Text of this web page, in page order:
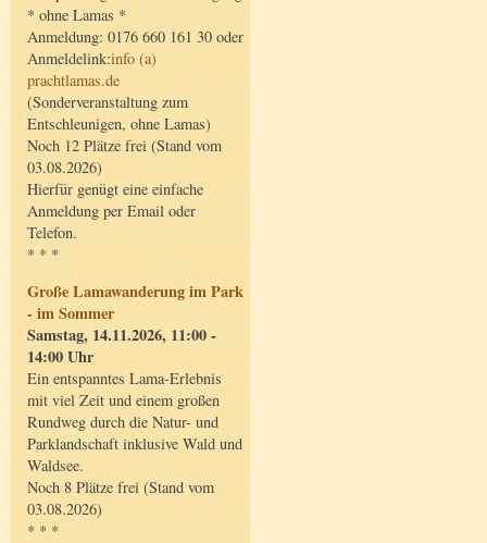
* ohne Lamas *
Anmeldung: 0176 660 161 30 oder
Anmeldelink:info (a)
prachtlamas.de
(Sonderveranstaltung zum
Entschleunigen, ohne Lamas)
Noch 12 Plätze frei (Stand vom
03.08.2026)
Hierfür genügt eine einfache
Anmeldung per Email oder
Telefon.
* * *
Große Lamawanderung im Park
- im Sommer
Samstag, 14.11.2026, 11:00 -
14:00 Uhr
Ein entspanntes Lama-Erlebnis
mit viel Zeit und einem großen
Rundweg durch die Natur- und
Parklandschaft inklusive Wald und
Waldsee.
Noch 8 Plätze frei (Stand vom
03.08.2026)
* * *